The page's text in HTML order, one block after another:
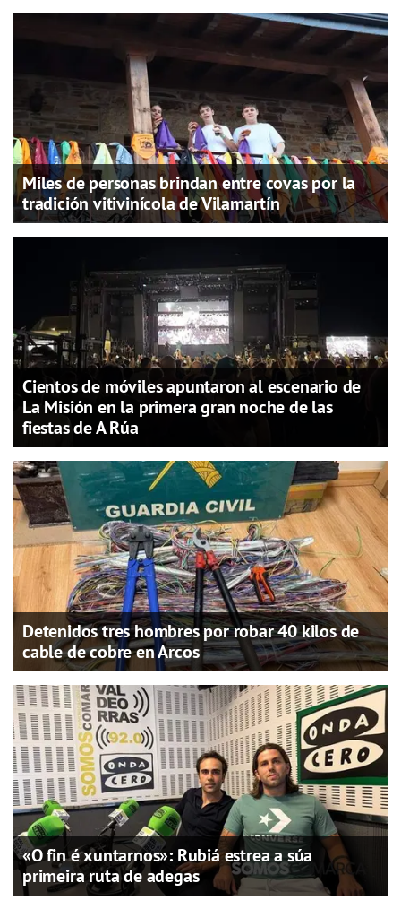
Miles de personas brindan entre covas por la
tradición vitivinícola de Vilamartín
Cientos de móviles apuntaron al escenario de
La Misión en la primera gran noche de las
fiestas de A Rúa
Detenidos tres hombres por robar 40 kilos de
cable de cobre en Arcos
«O fin é xuntarnos»: Rubiá estrea a súa
primeira ruta de adegas